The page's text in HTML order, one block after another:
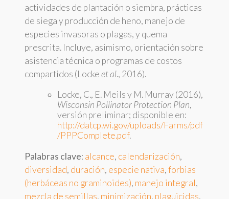
actividades de plantación o siembra, prácticas
de siega y producción de heno, manejo de
especies invasoras o plagas, y quema
prescrita. Incluye, asimismo, orientación sobre
asistencia técnica o programas de costos
compartidos (Lockeet al., 2016).
Locke, C., E. Meils y M. Murray (2016),
Wisconsin Pollinator Protection Plan,
versión preliminar; disponible en:
http://datcp.wi.gov/uploads/Farms/pdf
/PPPComplete.pdf.
Palabras clave: alcance, calendarización,
diversidad, duración, especie nativa,forbias
(herbáceas no graminoides), manejo integral,
mezcla de semillas, minimización, plaguicidas,